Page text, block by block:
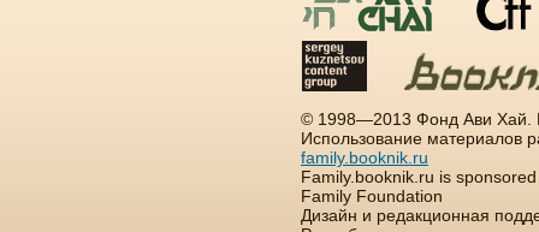
© 1998—2013 Фонд Ави Хай.
Использование материалов
family.booknik.ru
Family.booknik.ru is
Family Foundation
Дизайн и редакционная